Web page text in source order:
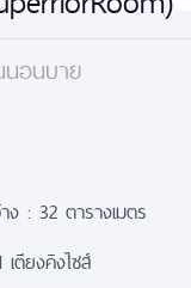
นอนบาย
ง : 32 ตารางเมตร
ตียงคิงไซส์